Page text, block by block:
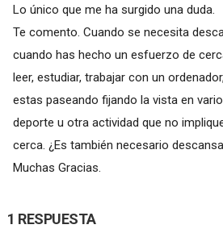
Lo único que me ha surgido una duda.
Te comento. Cuando se necesita
cuando has hecho un esfuerzo de
leer, estudiar, trabajar con un
estas paseando fijando la vista en
deporte u otra actividad que no
cerca. ¿Es también necesario
Muchas Gracias.
1 RESPUESTA